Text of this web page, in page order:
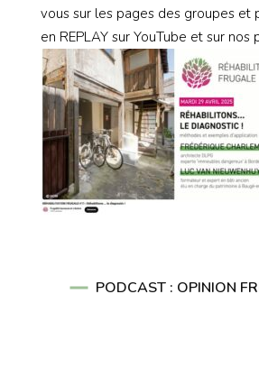
vous sur les pages des groupes et
en REPLAY sur YouTube et sur nos
PODCAST : OPINION